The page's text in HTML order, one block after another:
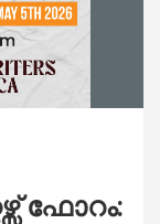
ഫോറം: